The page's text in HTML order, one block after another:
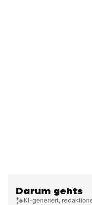
Darum gehts
KI-generiert,